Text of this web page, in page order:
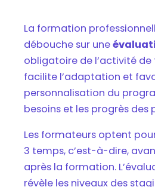
La formation
débouche sur une
obligatoire de l’activité de
facilite l’adaptation et
personnalisation du
besoins et les progrès des
Les formateurs optent
3 temps, c’est-à-dire,
après la formation.
révèle les niveaux des